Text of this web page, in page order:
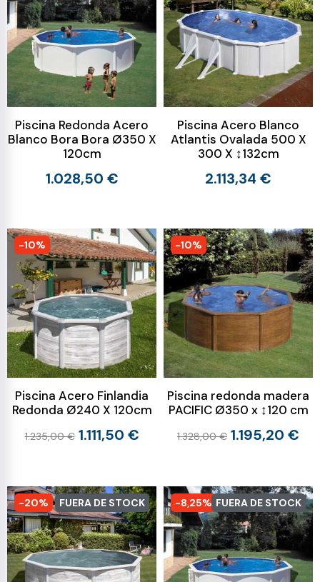
Piscina Redonda Acero
Blanco Bora Bora Ø350 X
120cm
1.028,50 €
Piscina Acero Blanco
Atlantis Ovalada 500 X
300 X ↕132cm
2.113,34 €
-10%
Piscina Acero Finlandia
Redonda Ø240 X 120cm
1.235,00 € 1.111,50 €
-10%
Piscina redonda madera
PACIFIC Ø350 x ↕120 cm
1.328,00 € 1.195,20 €
-20% FUERA DE STOCK -8,25% FUERA DE STOCK